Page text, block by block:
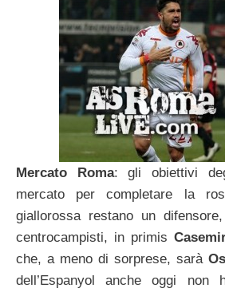
Mercato Roma: gli obiettivi
mercato per completare la
giallorossa restano un difensore,
centrocampisti, in primis
che, a meno di sorprese, sarà
dell’Espanyol anche oggi non